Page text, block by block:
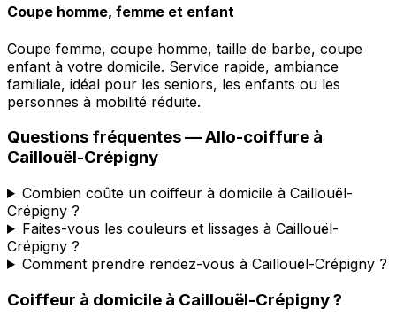
Coupe homme, femme et enfant
Coupe femme, coupe homme, taille de barbe, coupe
enfant à votre domicile. Service rapide, ambiance
familiale, idéal pour les seniors, les enfants ou les
personnes à mobilité réduite.
Questions fréquentes —Allo-coiffure à
Caillouël-Crépigny
Combien coûte un coiffeur à domicile à Caillouël-
Crépigny ?
Faites-vous les couleurs et lissages à Caillouël-
Crépigny ?
Comment prendre rendez-vous à Caillouël-Crépigny ?
Coiffeur à domicile à Caillouël-Crépigny?